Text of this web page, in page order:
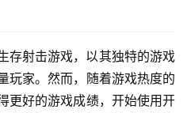
存射击游戏，以其独特的游戏
玩家。然而，随着游戏热度的
更好的游戏成绩，开始使用开